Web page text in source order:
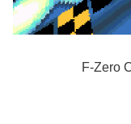
F-Zero